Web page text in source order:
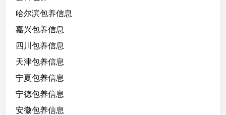
哈尔滨包养信息
嘉兴包养信息
四川包养信息
天津包养信息
宁夏包养信息
宁德包养信息
安徽包养信息